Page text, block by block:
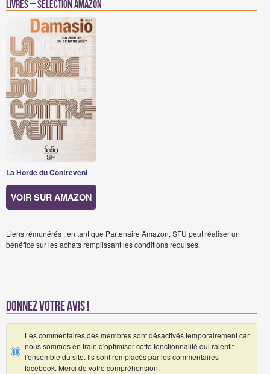
Livres – Sélection Amazon
La Horde du Contrevent
VOIR SUR AMAZON
Liens rémunérés : en tant que Partenaire Amazon, SFU peut réaliser un
bénéfice sur les achats remplissant les conditions requises.
Donnez votre avis !
Les commentaires des membres sont désactivés temporairement car
nous sommes en train d'optimiser cette fonctionnalité qui ralentit
l'ensemble du site. Ils sont remplacés par les commentaires
facebook. Merci de votre compréhension.